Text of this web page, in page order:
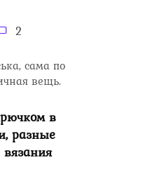
2
сама по
вещь.
в
разные